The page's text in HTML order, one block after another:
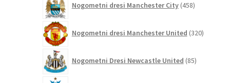
Nogometni dresi Manchester City 458izdelkov
Nogometni dresi Manchester United 320izdelkov
Nogometni Dresi Newcastle United 85izdelkov